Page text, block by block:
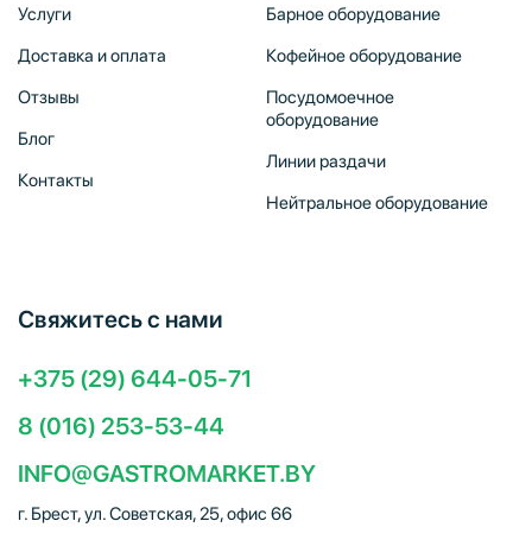
Услуги
Доставка и оплата
Отзывы
Блог
Контакты
Барное оборудование
Кофейное оборудование
Посудомоечное
оборудование
Линии раздачи
Нейтральное оборудование
Свяжитесь с нами
+375 (29) 644-05-71
8 (016) 253-53-44
INFO@GASTROMARKET.BY
г. Брест, ул. Советская, 25, офис 66